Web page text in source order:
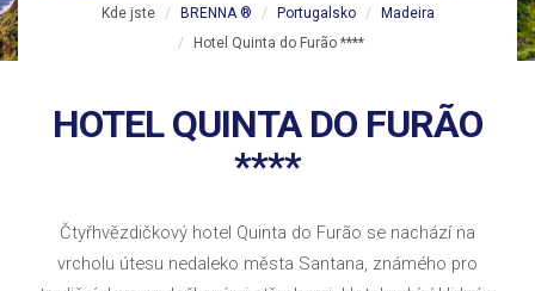
Kde jste BRENNA ® Portugalsko
Madeira
Hotel Quinta do Furão ****
HOTEL QUINTA DO FURÃO
****
Čtyřhvězdičkový hotel Quinta do Furão se nachází na
vrcholu útesu nedaleko města Santana, známého pro